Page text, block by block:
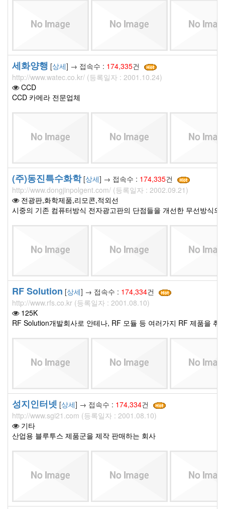
세화양행 [상세] → 접속수 : 174,335건
http://www.watec.co.kr/ (등록일자 : 2001.10.24)
CCD
CCD 카메라 전문업체
(주)동진특수화학[상세] → 접속수 : 174,335건
http://www.dongjinpolgent.com/ (등록일자 : 2002.09.21)
전광판,화학제품,리모콘,적외선
시중의 기존 컴퓨터방식 전자광고판의 단점들을 개선한 무선방식
RF Solution [상세] → 접속수 : 174,334건
http://www.rfs.co.kr (등록일자 : 2001.08.10)
125K
RF Solution개발회사로 안테나, RF 모듈 등 여러가지 RF 제품을 취
성지인터넷 [상세] → 접속수 : 174,334건
http://www.sgi21.com (등록일자 : 2001.08.10)
기타
산업용 블루투스 제품군을 제작 판매하는 회사